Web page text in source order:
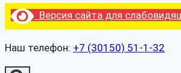
Версия сайта для
Наш телефон: +7 (30150) 51-1-32